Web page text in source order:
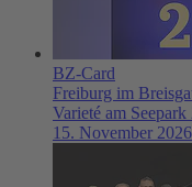
BZ-Card
Freiburg im
Varieté am Seepark
15. November 2026